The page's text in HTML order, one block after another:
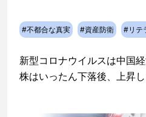
#不都合な真実 #資産防衛 #リテ
新型コロナウイルスは中国
株はいったん下落後、上昇し